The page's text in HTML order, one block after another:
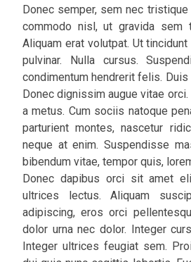
Donec semper, sem nec
commodo nisl, ut gravida sem
Aliquam erat volutpat. Ut
pulvinar. Nulla cursus.
condimentum hendrerit felis. Duis
Donec dignissim augue vitae
a metus. Cum sociis natoque
parturient montes, nascetur
neque at enim. Suspendisse
bibendum vitae, tempor quis,
Donec dapibus orci sit amet
ultrices lectus. Aliquam
adipiscing, eros orci
dolor urna nec dolor. Integer
Integer ultrices feugiat sem.